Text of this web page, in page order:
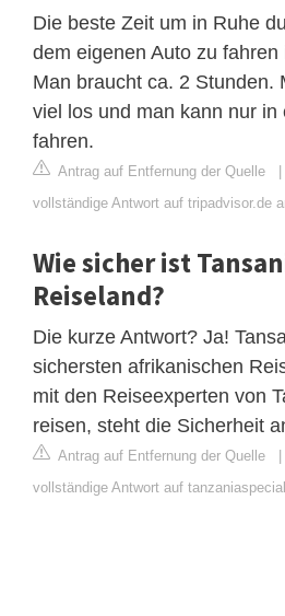
Die beste Zeit um in Ruhe
dem eigenen Auto zu fahren
Man braucht ca. 2 Stunden.
viel los und man kann nur in
fahren.
Antrag auf Entfernung der Quelle
vollständige Antwort auf tripadvisor.de
Wie sicher ist
Reiseland?
Die kurze Antwort? Ja!
sichersten afrikanischen
mit den Reiseexperten von
reisen, steht die Sicherheit
Antrag auf Entfernung der Quelle
vollständige Antwort auf